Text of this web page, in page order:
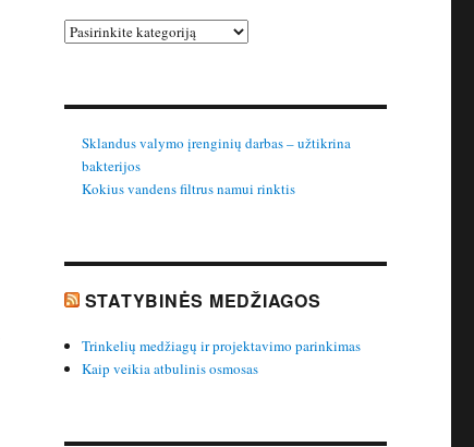
Kategorijos
Sklandus valymo įrenginių darbas – užtikrina
bakterijos
Kokius vandens filtrus namui rinktis
STATYBINĖS MEDŽIAGOS
Trinkelių medžiagų ir projektavimo parinkimas
Kaip veikia atbulinis osmosas